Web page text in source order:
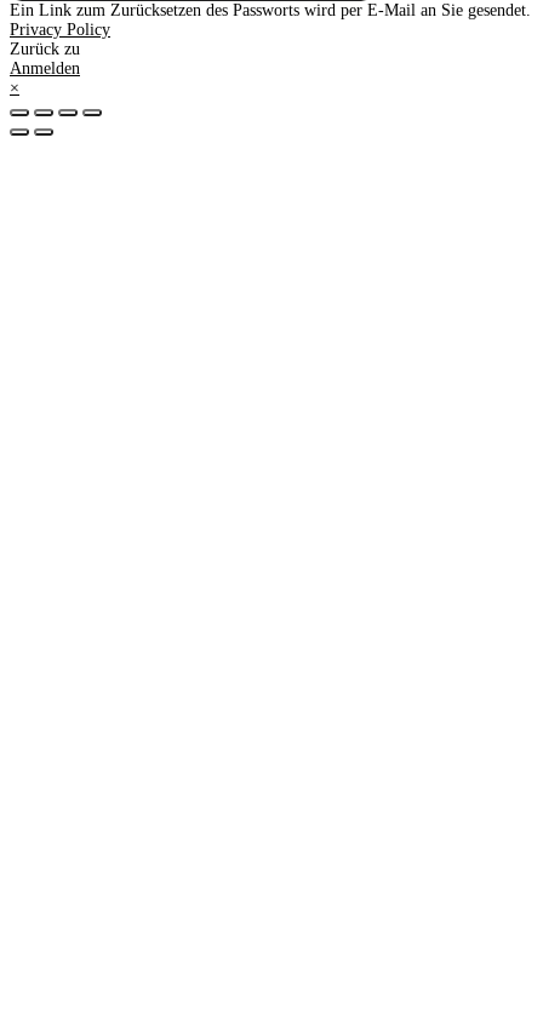
Ein Link zum Zurücksetzen des Passworts wird per E-Mail an Sie gesendet.
Privacy Policy
Zurück zu
Anmelden
×